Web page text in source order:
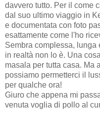
davvero tutto. Per il come
dal suo ultimo viaggio in
e documentata con foto
esattamente come l'ho
Sembra complessa, lunga
in realtà non lo è. Una
masala per tutta casa. Ma
possiamo permetterci il
per qualche ora!
Giuro che appena mi
venuta voglia di pollo al